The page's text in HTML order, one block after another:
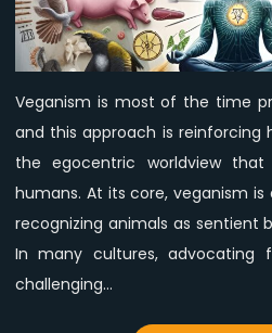
Veganism is most of the time
and this approach is reinforcing
the egocentric worldview
humans. At its core, veganism
recognizing animals as sentient
In many cultures, advocating
challenging…